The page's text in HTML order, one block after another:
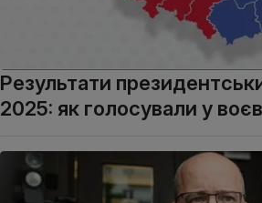
Результати
2025: як голосували у